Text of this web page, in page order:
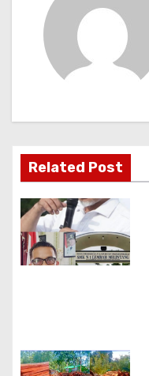
Related Post